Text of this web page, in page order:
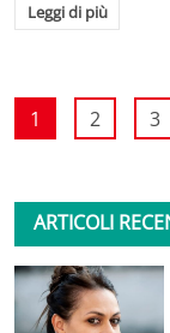
Leggi di più
1 2 3
ARTICOLI